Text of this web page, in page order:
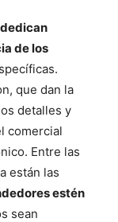
de los
que dan la
detalles y
comercial
Entre las
están las
estén
sean